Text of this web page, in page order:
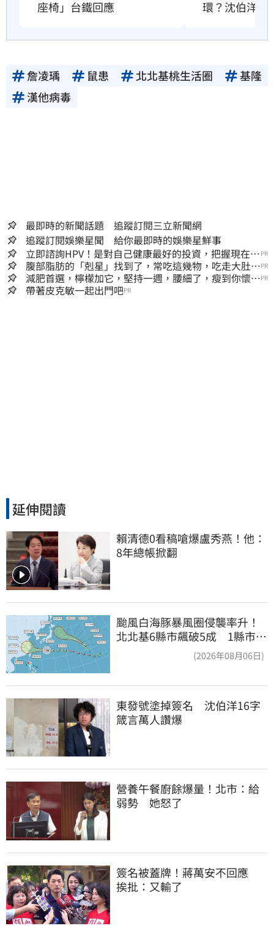
座椅」台鐵回應 環？沈伯洋回
詹凌瑀 鼠患 北北基桃生活圈
基隆
漢他病毒
最即時的新聞話題 追蹤訂閱三立新聞網
追蹤訂閱娛樂星聞 給你最即時的娛樂星鮮事
立即諮詢HPV！是對自己健康最好的投資，把握現在不
嫌晚！
PR
腹部脂肪的「剋星」找到了，常吃這幾物，吃走大肚
囊，瘦出小蠻腰
PR
減肥首選，檸檬加它，堅持一週，腰細了，瘦到你懷疑
人生
PR
帶著皮克敏一起出門吧PR
延伸閱讀
賴清德0看稿嗆爆盧秀燕！他：
8年總帳掀翻
颱風白海豚暴風圈侵襲率升！
北北基6縣市飆破5成 1縣市
(2026年08月06日)
東發號塗掉簽名　沈伯洋16字
箴言萬人讚爆
營養午餐廚餘爆量！北市：給
弱勢　她怒了
簽名被蓋牌！蔣萬安不回應
挨批：又輸了